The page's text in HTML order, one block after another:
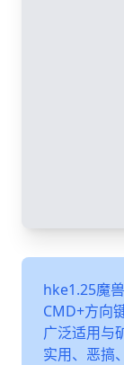
hke1.25魔
CMD+方向
广泛适用与
实用、恶搞